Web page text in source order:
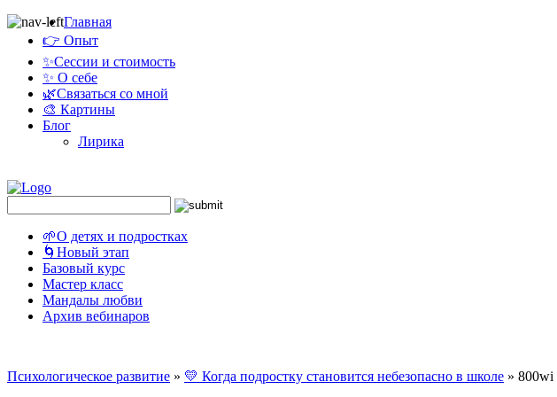
Главная
👉 Опыт
✨Сессии и стоимость
✨ О себе
🌿Связаться со мной
🎨 Картины
Блог
Лирика
🌱О детях и подростках
🌀Новый этап
Базовый курс
Мастер класс
Мандалы любви
Архив вебинаров
Психологическое развитие » 💛 Когда подростку становится небезопасно в школе » 800wi